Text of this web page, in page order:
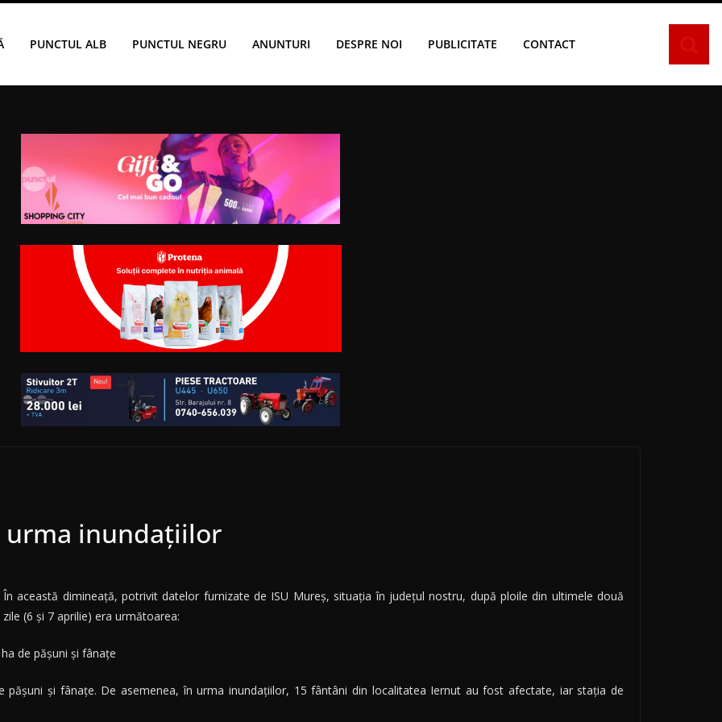
PUNCTUL ALB PUNCTUL NEGRU ANUNTURI DESPRE NOI PUBLICITATE CONTACT
urma inundațiilor
În această dimineaţă, potrivit datelor furnizate de ISU Mureş, situaţia în judeţul nostru, după ploile din ultimele două
zile (6 şi 7 aprilie) era următoarea:
de păşuni şi fânaţe
păşuni şi fânaţe. De asemenea, în urma inundaţiilor, 15 fântâni din localitatea Iernut au fost afectate, iar staţia de